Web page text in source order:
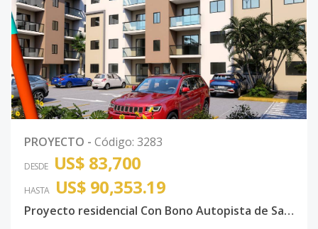
PROYECTO - Código: 3283
DESDE US$ 83,700
HASTA US$ 90,353.19
Proyecto residencial Con Bono Autopista de San Isidro